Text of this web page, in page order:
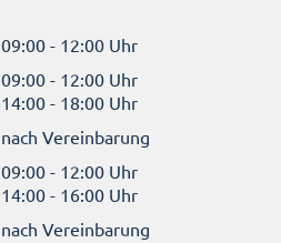
09:00 - 12:00 Uhr
09:00 - 12:00 Uhr
14:00 - 18:00 Uhr
nach Vereinbarung
09:00 - 12:00 Uhr
14:00 - 16:00 Uhr
nach Vereinbarung